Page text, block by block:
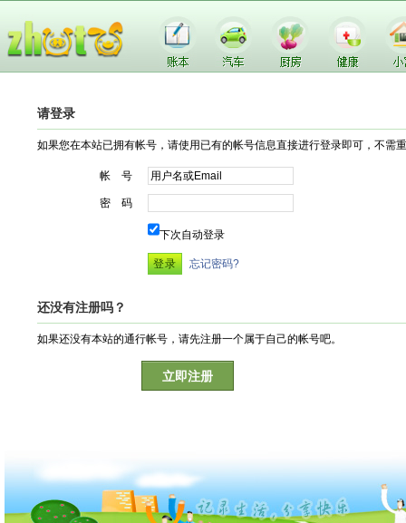
请登录
如果您在本站已拥有帐号，请使用已有的帐号信息直接进行登录即可，不需
帐 号
密 码
下次自动登录
忘记密码?
还没有注册吗？
如果还没有本站的通行帐号，请先注册一个属于自己的帐号吧。
立即注册